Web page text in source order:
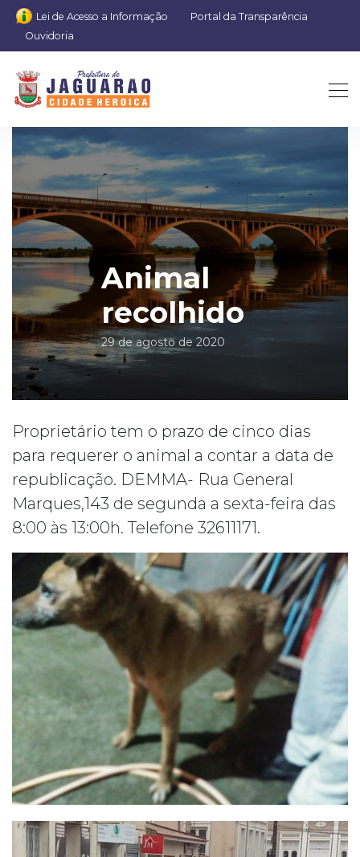
Lei de Acesso a Informação
Portal da Transparência
Ouvidoria
Animal
recolhido
29 de agosto de 2020
Proprietário tem o prazo de cinco dias
para requerer o animal a contar a data de
republicação. DEMMA- Rua General
Marques,143 de segunda a sexta-feira das
8:00 às 13:00h. Telefone 32611171.